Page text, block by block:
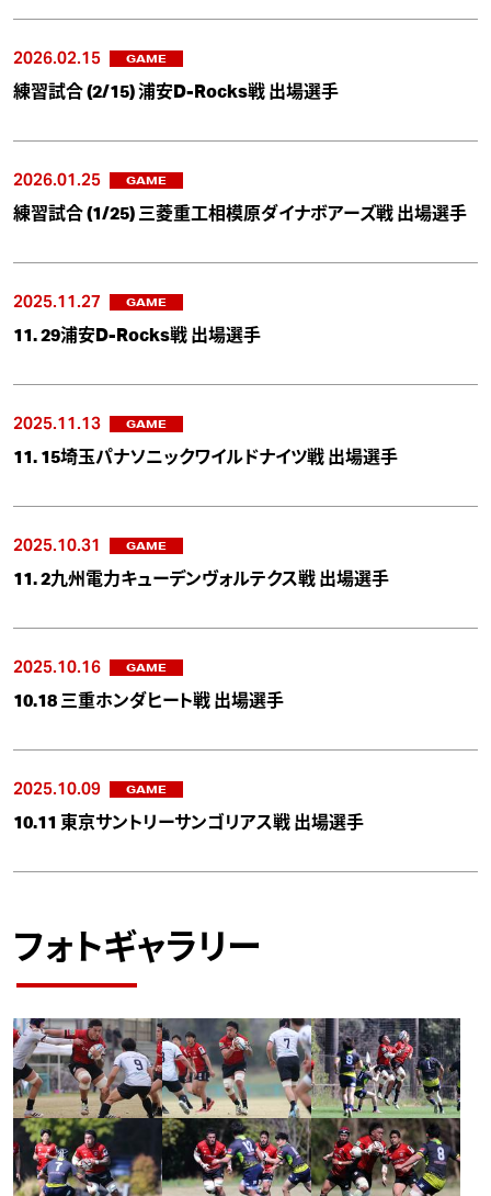
2026.02.15 GAME
練習試合 (2/15) 浦安D-Rocks戦 出場選手
2026.01.25 GAME
練習試合 (1/25) 三菱重工相模原ダイナボアーズ戦 出場選手
2025.11.27 GAME
11. 29浦安D-Rocks戦 出場選手
2025.11.13 GAME
11. 15埼玉パナソニックワイルドナイツ戦 出場選手
2025.10.31 GAME
11. 2九州電力キューデンヴォルテクス戦 出場選手
2025.10.16 GAME
10.18 三重ホンダヒート戦 出場選手
2025.10.09 GAME
10.11 東京サントリーサンゴリアス戦 出場選手
フォトギャラリー